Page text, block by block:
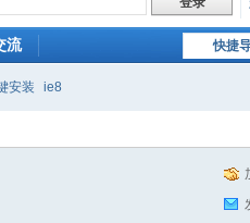
快捷
流
安装 ie8